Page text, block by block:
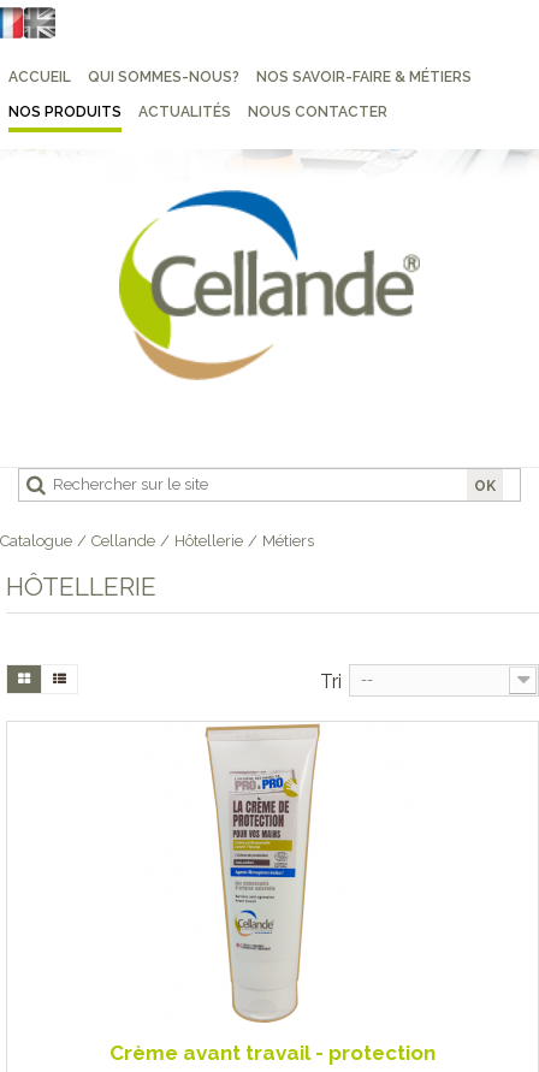
ACCUEIL QUI SOMMES-NOUS? NOS SAVOIR-FAIRE & MÉTIERS
NOS PRODUITS ACTUALITÉS NOUS CONTACTER
OK
Catalogue / Cellande / Hôtellerie / Métiers
HÔTELLERIE
Tri --
Crème avant travail - protection